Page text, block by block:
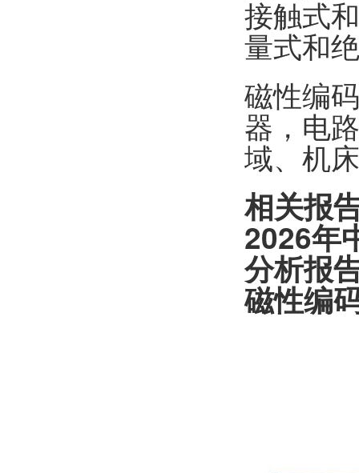
接触式
量式和
磁性编
器，电
域、机
相关报
2026年
分析报
磁性编